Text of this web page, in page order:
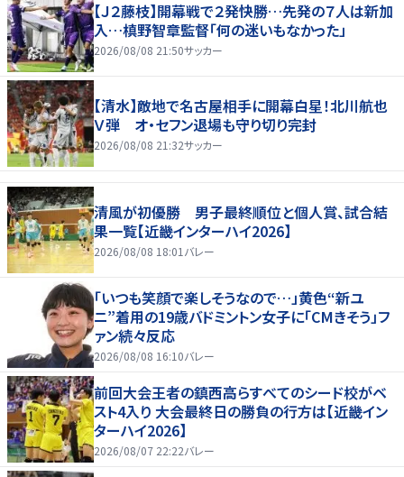
【Ｊ２藤枝】開幕戦で２発快勝…先発の７人は新加
入…槙野智章監督「何の迷いもなかった」
2026/08/08 21:50サッカー
【清水】敵地で名古屋相手に開幕白星！北川航也
Ｖ弾 オ・セフン退場も守り切り完封
2026/08/08 21:32サッカー
清風が初優勝 男子最終順位と個人賞、試合結
果一覧【近畿インターハイ2026】
2026/08/08 18:01 バレー
「いつも笑顔で楽しそうなので…」黄色“新ユ
ニ”着用の19歳バドミントン女子に「CMきそう」フ
ァン続々反応
2026/08/08 16:10バレー
前回大会王者の鎮西高らすべてのシード校がベ
スト4入り 大会最終日の勝負の行方は【近畿イン
ターハイ2026】
2026/08/07 22:22バレー